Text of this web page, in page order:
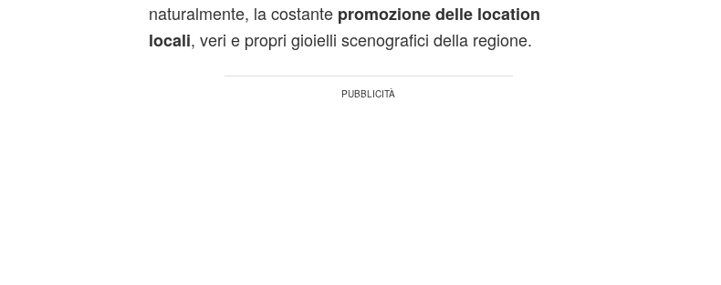
naturalmente, la costante promozione delle location
locali, veri e propri gioielli scenografici della regione.